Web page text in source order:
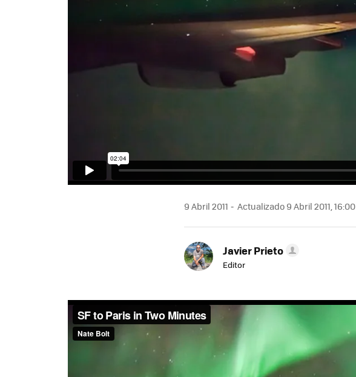
9 Abril 2011 Actualizado 9 Abril 2011, 16:00
Javier Prieto
Editor